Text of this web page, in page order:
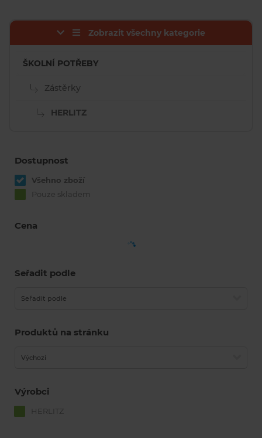
Zobrazit všechny kategorie
ŠKOLNÍ POTŘEBY
Zástěrky
HERLITZ
Dostupnost
Všehno zboží
Pouze skladem
Cena
Seřadit podle
Seřadit podle
Produktů na stránku
Výchozí
Výrobci
HERLITZ